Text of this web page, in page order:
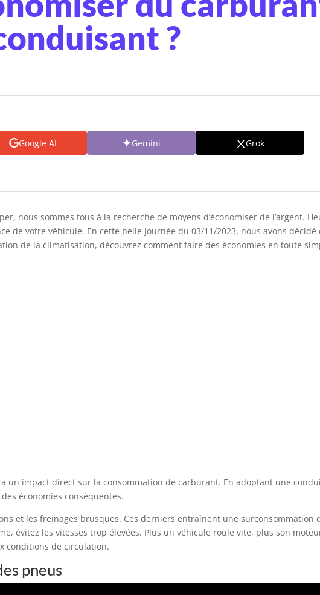
?
Google AI Gemini Grok
nous sommes tous à la recherche de moyens d’économiser de l’argent.
de votre véhicule. En cette belle journée du 03/11/2023, nous avons décidé
de la climatisation, découvrez comment faire des économies en toute
impact direct sur la consommation de carburant. En adoptant une
économies conséquentes.
et les freinages brusques. Ces derniers entraînent une surconsommation
évitez les vitesses trop élevées. Plus un véhicule roule vite, plus son
conditions de circulation.
pneus